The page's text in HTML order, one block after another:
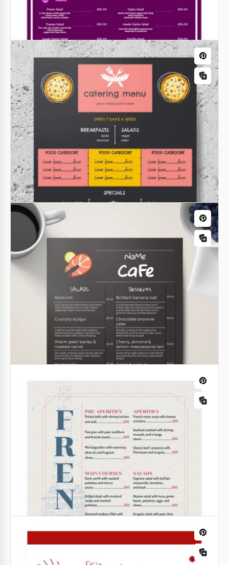
Google Docs
Plantilla de menú de cena imprimible
Google Docs
Google Sheets
Menú del Restaurante Magenta
Nuestra colección de plantillas incluye muchos
menús de restaurantes. Es difícil encontrar el mejor
ya que todos son muy bonitos.
Menú de catering
Nos complace presentarles este fantástico Menú de
hayan visto antes. Gracias al fondo negro, la
plantilla luce inusual.
Menú del restaurante de pescados
de café? Tómate tu tiempo para pagar ejemplos de
menús diseñados: echa un vistazo a nuestra nueva
plantilla de menú de café gratuita para Google Docs.